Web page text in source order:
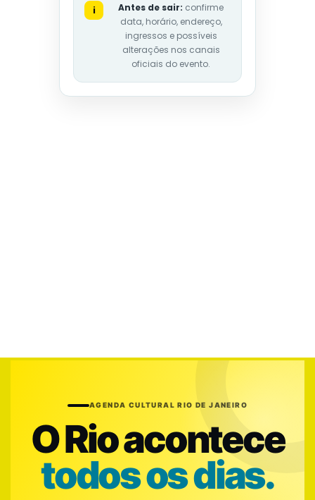
i Antes de sair: confirme
data, horário, endereço,
ingressos e possíveis
alterações nos canais
oficiais do evento.
AGENDA CULTURAL RIO DE JANEIRO
O Rio acontece
todos os dias.